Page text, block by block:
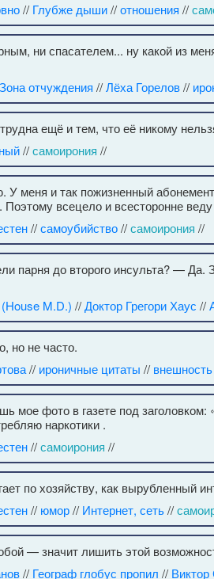
// Глубже дыши//отношения //
ни спасателем... ну какой из
отчуждения //Лёха Горелов//
ещё и тем, что её никому
//самоирония //
У меня и так пожизненный
Поэтому всецело и всесторонне
//самоубийство//самоирония //
парня до второго инсульта? — Да.
M.D.) //Доктор Грегори Хаус //
но не часто.
// ироничные цитаты // внешность
мое фото в газете под
наркотики .
//самоирония //
по хозяйству, как вырубленный
// юмор// Интернет, сеть//
— значит лишить этой
// Географ глобус пропил //